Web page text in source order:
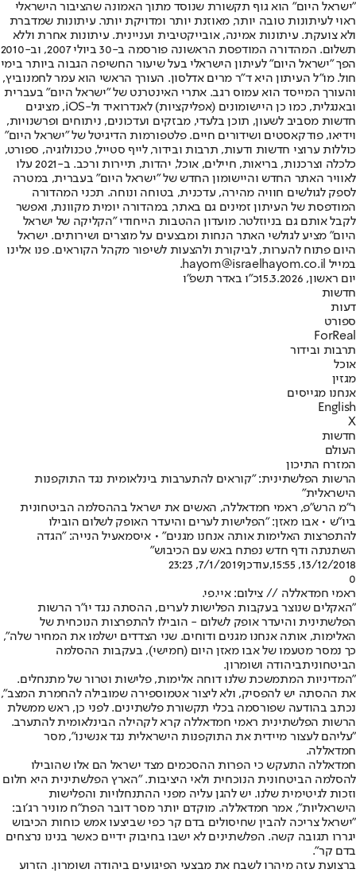
"ישראל היום" הוא גוף תקשורת שנוסד מתוך האמונה שהציבור הישראלי
ראוי לעיתונות טובה יותר, מאוזנת יותר ומדויקת יותר. עיתונות שמדברת
ולא צועקת. עיתונות אמינה, אובייקטיבית ועניינית. עיתונות אחרת וללא
תשלום. המהדורה המודפסת הראשונה פורסמה ב-30 ביולי 2007, וב-2010
הפך "ישראל היום" לעיתון הישראלי בעל שיעור החשיפה הגבוה ביותר בימי
חול. מו"ל העיתון היא ד"ר מרים אדלסון. העורך הראשי הוא עמר לחמנוביץ,
והעורך המייסד הוא עמוס רגב. אתרי האינטרנט של "ישראל היום" בעברית
ובאנגלית, כמו כן היישומונים (אפליקציות) לאנדרואיד ול-iOS, מציגים
חדשות מסביב לשעון, תוכן בלעדי, מבזקים ועדכונים, ניתוחים ופרשנויות,
וידיאו, פודקאסטים ושידורים חיים. פלטפורמות הדיגיטל של "ישראל היום"
כוללות ערוצי חדשות ודעות, תרבות ובידור, לייף סטייל, טכנולוגיה, ספורט,
כלכלה וצרכנות, בריאות, חיילים, אוכל, יהדות, תיירות ורכב. ב-2021 עלו
לאוויר האתר החדש והיישומון החדש של "ישראל היום" בעברית, במטרה
לספק לגולשים חוויה מהירה, עדכנית, בטוחה ונוחה. תכני המהדורה
המודפסת של העיתון זמינים גם באתר, במהדורה יומית מקוונת, ואפשר
לקבל אותם גם בניוזלטר. מועדון ההטבות הייחודי "הקליקה של ישראל
היום" מציע לגולשי האתר הנחות ומבצעים על מוצרים ושירותים. ישראל
היום פתוח להערות, לביקורת ולהצעות לשיפור מקהל הקוראים. פנו אלינו
במייל hayom@israelhayom.co.il.
יום ראשון, 15.3.2026
כ"ו באדר תשפ"ו
חדשות
דעות
ספורט
ForReal
תרבות ובידור
אוכל
מגזין
אנחנו מגייסים
English
X
חדשות
העולם
המזרח התיכון
הרשות הפלשתינית: "קוראים להתערבות בינלאומית נגד התוקפנות
הישראלית"
ר"מ הרש"פ, ראמי חמדאללה, האשים את ישראל בההסלמה הביטחונית
ביו"ש • אבו מאזן: "הפלישות לערים והיעדר האופק לשלום הובילו
להתפרצות האלימות אותה אנחנו מגנים" • איסמאעיל הנייה: "הגדה
השתנתה ודף חדש נפתח באש עם הכיבוש"
13/12/2018, 15:55
,עודכן7/1/2019, 23:23
0
ראמי חמדאללה // צילום: איי.פי.
"האקלים שנוצר בעקבות הפלישות לערים, ההסתה נגד יו"ר הרשות
הפלשתינית והיעדר אופק לשלום - הובילו להתפרצות הנוכחית של
האלימות, אותה אנחנו מגנים ודוחים. שני הצדדים ישלמו את המחיר שלה",
כך נמסר מטעמו של אבו מאזן היום (חמישי), בעקבות ההסלמה
הביטחוניתביהודה ושומרון.
"המדיניות המתמשכת שלנו דוחה אלימות, פלישות וטרור של מתנחלים.
את ההסתה יש להפסיק, ולא ליצור אטמוספירה שמובילה להחמרת המצב",
נכתב בהודעה שפורסמה בכלי תקשורת פלשתינים. לפני כן, ראש ממשלת
הרשות הפלשתינית ראמי חמדאללה קרא לקהילה הבינלאומית להתערב.
"עליהם לעצור מיידית את התוקפנות הישראלית נגד אנשינו", מסר
חמדאללה.
חמדאללה התעקש כי הפרות ההסכמים מצד ישראל הם אלו שהובילו
להסלמה הביטחונית הנוכחית ולאי היציבות. "הארץ הפלשתינית היא חלום
וזכות לגיטימית שלנו. יש להגן עליה מפני ההתנחלויות והפלישות
הישראליות", אמר חמדאללה. מוקדם יותר מסר דובר הפת״ח מוניר רג׳וב:
״ישראל צריכה להבין שחיסולים בדם קר כפי שביצעו אמש כוחות הכיבוש
יגררו תגובה קשה. הפלשתינים לא ישבו בחיבוק ידיים כאשר בנינו נרצחים
בדם קר״.
ברצועת עזה מיהרו לשבח את מבצעי הפיגועים ביהודה ושומרון. הזרוע